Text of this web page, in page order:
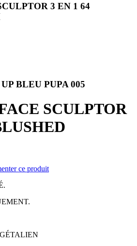
3 EN 1 64
BLEU PUPA 005
SCULPTOR
ce produit